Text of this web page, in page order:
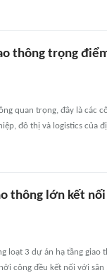
thông trọng
quan trọng, đây là các
đô thị và logistics của
thông lớn kết
loạt 3 dự án hạ tầng giao
công đều kết nối với sân